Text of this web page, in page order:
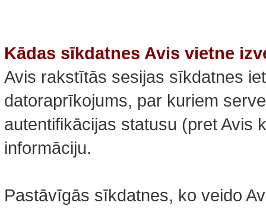
Kādas sīkdatnes Avis vietne
Avis rakstītās sesijas sīkdatnes
datoraprīkojums, par kuriem
autentifikācijas statusu (pret Avis
informāciju.
Pastāvīgās sīkdatnes, ko veido